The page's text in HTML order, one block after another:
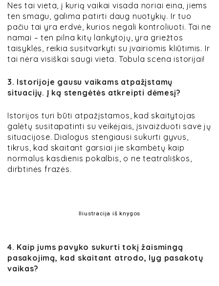
Nes tai vieta, į kurią vaikai visada noriai eina, jiems
ten smagu, galima patirti daug nuotykių. Ir tuo
pačiu tai yra erdvė, kurios negali kontroliuoti. Tai ne
namai – ten pilna kitų lankytojų, yra griežtos
taisyklės, reikia susitvarkyti su įvairiomis kliūtimis. Ir
tai nėra visiškai saugi vieta. Tobula scena istorijai!
3. Istorijoje gausu vaikams atpažįstamų
situacijų. Į ką stengėtės atkreipti dėmesį?
Istorijos turi būti atpažįstamos, kad skaitytojas
galėtų susitapatinti su veikėjais, įsivaizduoti save jų
situacijose. Dialogus stengiausi sukurti gyvus,
tikrus, kad skaitant garsiai jie skambėtų kaip
normalus kasdienis pokalbis, o ne teatrališkos,
dirbtinės frazės.
Iliustracija iš knygos
4. Kaip jums pavyko sukurti tokį žaismingą
pasakojimą, kad skaitant atrodo, lyg pasakotų
vaikas?